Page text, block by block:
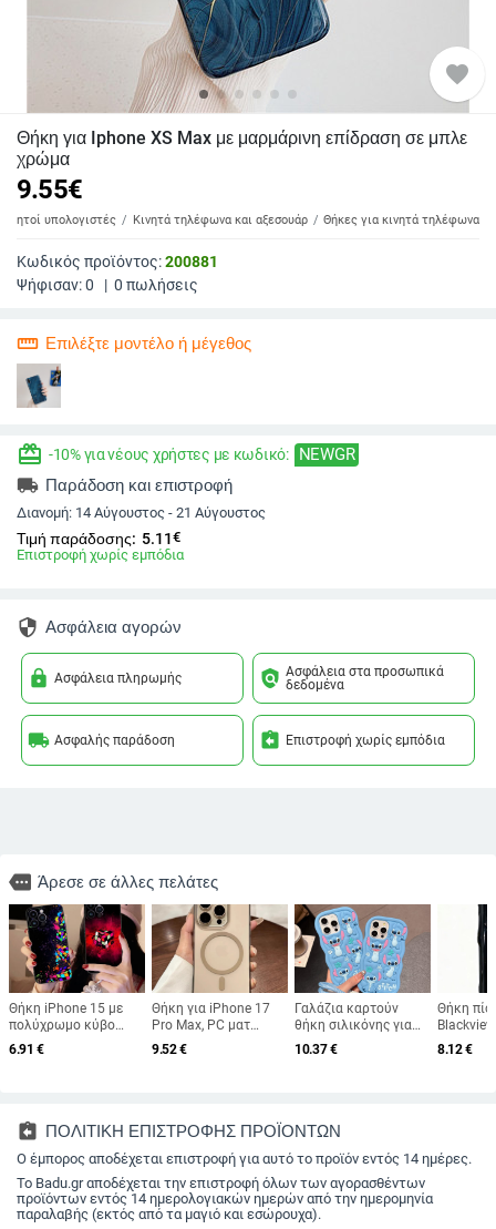
favorite
Θήκη για Iphone XS Max με μαρμάρινη επίδραση σε μπλε
χρώμα
9.55€
υπολογιστές Κινητά τηλέφωνα και αξεσουάρ Θήκες για κινητά τηλέφωνα
Κωδικός προϊόντος:200881
Ψήφισαν:0 | 0 πωλήσεις
straighten Επιλέξτε μοντέλο ή μέγεθος
redeem -10% για νέους χρήστες με κωδικό: NEWGR
local_shipping Παράδοση και επιστροφή
Διανομή: 14 Αύγουστος - 21 Αύγουστος
Τιμή παράδοσης: 5.11€
Επιστροφή χωρίς εμπόδια
security Ασφάλεια αγορών
lock Ασφάλεια πληρωμής policy Ασφάλεια στα προσωπικά
δεδομένα
local_shipping Ασφαλής παράδοση assignment_return Επιστροφή χωρίς εμπόδια
more Άρεσε σε άλλες πελάτες
Θήκη iPhone 15 με
πολύχρωμο κύβο
Ρούμπικ
6.91 €
Θήκη για iPhone 17
Pro Max, PC ματ
φινίρισμα, μαγνητική
προστασία, ultra‑thin
9.52€
Γαλάζια καρτούν
θήκη σιλικόνης για
iPhone 11–17 Pro
Max με καμπύλες
10.37€
Θήκη
TPU,
8.12€
assignment_return ΠΟΛΙΤΙΚΗ ΕΠΙΣΤΡΟΦΗΣ ΠΡΟΪΟΝΤΩΝ
Ο έμπορος αποδέχεται επιστροφή για αυτό το προϊόν εντός 14 ημέρες.
Το Badu.gr αποδέχεται την επιστροφή όλων των αγορασθέντων
προϊόντων εντός 14 ημερολογιακών ημερών από την ημερομηνία
παραλαβής (εκτός από τα μαγιό και εσώρουχα).